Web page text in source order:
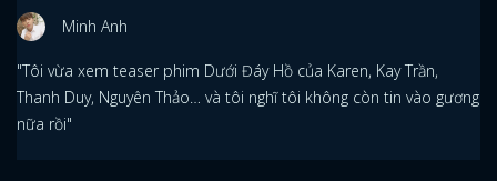
Minh Anh
"Tôi vừa xem teaser phim Dưới Đáy Hồ của Karen, Kay Trần,
Thanh Duy, Nguyên Thảo… và tôi nghĩ tôi không còn tin vào gương
nữa rồi"